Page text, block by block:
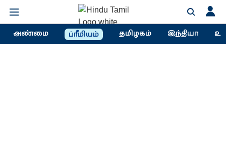
அண்மை ப்ரீமியம் தமிழகம் இந்தியா